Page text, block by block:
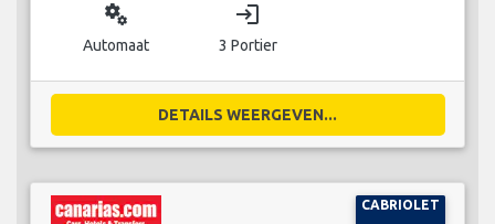
miscellaneous_services
Automaat
login
3 Portier
DETAILS WEERGEVEN...
CABRIOLET